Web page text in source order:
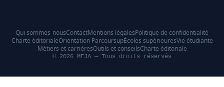
Qui sommes-nousContactMentions légalesPolitique de confidentialité
Charte éditorialeOrientation ParcoursupÉcoles supérieuresVie étudiante
Métiers et carrièresOutils et conseilsCharte éditoriale
© 2026 MFJA — Tous droits réservés